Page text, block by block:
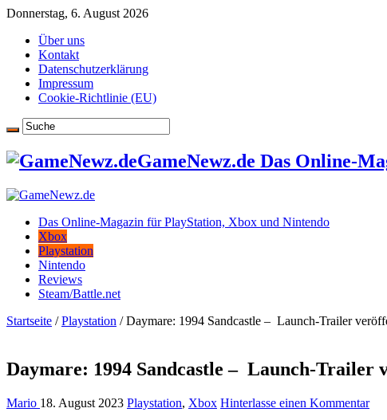
Donnerstag, 6. August 2026
Über uns
Kontakt
Datenschutzerklärung
Impressum
Cookie-Richtlinie (EU)
GameNewz.de Das Online-
Das Online-Magazin für PlayStation, Xbox und Nintendo
Xbox
Playstation
Nintendo
Reviews
Steam/Battle.net
Startseite / Playstation / Daymare: 1994 Sandcastle – Launch-Trailer
Daymare: 1994 Sandcastle – Launch-Trailer
Mario 18. August 2023 Playstation, Xbox Hinterlasse einen Kommentar